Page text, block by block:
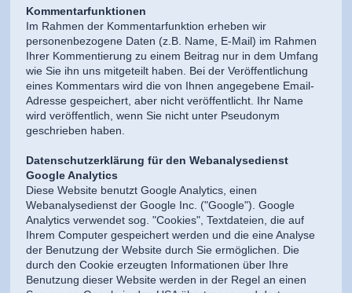
Kommentarfunktionen
Im Rahmen der Kommentarfunktion erheben wir
personenbezogene Daten (z.B. Name, E-Mail) im Rahmen
Ihrer Kommentierung zu einem Beitrag nur in dem Umfang
wie Sie ihn uns mitgeteilt haben. Bei der Veröffentlichung
eines Kommentars wird die von Ihnen angegebene Email-
Adresse gespeichert, aber nicht veröffentlicht. Ihr Name
wird veröffentlich, wenn Sie nicht unter Pseudonym
geschrieben haben.
Datenschutzerklärung für den Webanalysedienst
Google Analytics
Diese Website benutzt Google Analytics, einen
Webanalysedienst der Google Inc. ("Google"). Google
Analytics verwendet sog. "Cookies", Textdateien, die auf
Ihrem Computer gespeichert werden und die eine Analyse
der Benutzung der Website durch Sie ermöglichen. Die
durch den Cookie erzeugten Informationen über Ihre
Benutzung dieser Website werden in der Regel an einen